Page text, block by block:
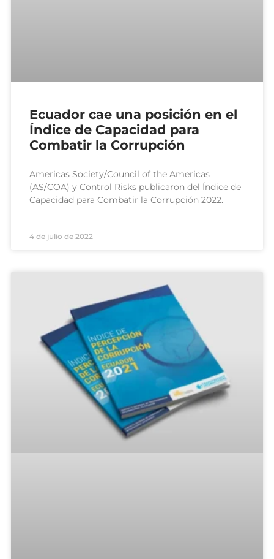
Ecuador cae una posición en el
Índice de Capacidad para
Combatir la Corrupción
Americas Society/Council of the Americas
(AS/COA) y Control Risks publicaron del Índice de
Capacidad para Combatir la Corrupción 2022.
4 de julio de 2022